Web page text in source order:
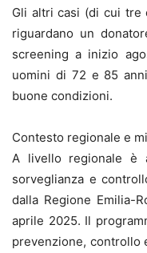
Gli altri casi (di cui tre
riguardano un
screening a inizio
uomini di 72 e 85
buone condizioni.
Contesto regionale e
A livello regionale è
sorveglianza e
dalla Regione Emilia-
aprile 2025. Il
prevenzione, controllo